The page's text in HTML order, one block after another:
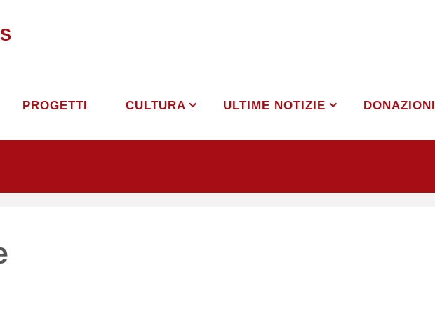
S
PROGETTI CULTURA ULTIME NOTIZIE DONAZIONI